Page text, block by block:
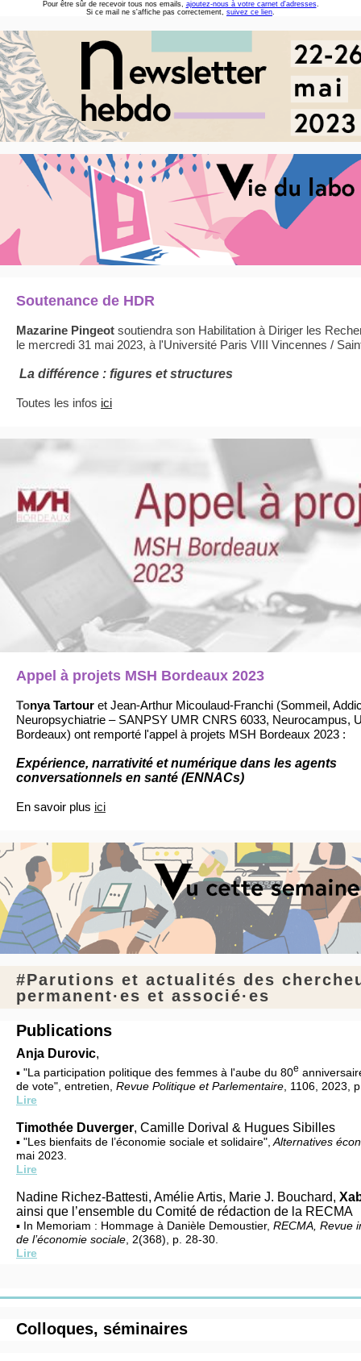
Pour être sûr de recevoir tous nos emails, ajoutez-nous à votre carnet d'adresses.
Si ce mail ne s'affiche pas correctement, suivez ce lien.
Soutenance de HDR
Mazarine Pingeot soutiendra son Habilitation à Diriger les
le mercredi 31 mai 2023, à l'Université Paris VIII Vincennes /
La différence : figures et structures
Toutes les infos ici
Appel à projets MSH Bordeaux 2023
Tonya Tartour et Jean-Arthur Micoulaud-Franchi (Sommeil,
Neuropsychiatrie – SANPSY UMR CNRS 6033, Neurocampus,
Bordeaux) ont remporté l'appel à projets MSH Bordeaux 2023 :
Expérience, narrativité et numérique dans les agents
conversationnels en santé (ENNACs)
En savoir plus ici
#Parutions et actualités des
permanent·es et associé·es
Publications
Anja Durovic,
▪ "La participation politique des femmes à l'aube du 80e
de vote", entretien, Revue Politique et Parlementaire , 1106, 2023,
Lire
Timothée Duverger, Camille Dorival & Hugues Sibilles
▪ "Les bienfaits de l’économie sociale et solidaire", Alternatives
mai 2023.
Lire
Nadine Richez-Battesti, Amélie Artis, Marie J. Bouchard,
ainsi que l’ensemble du Comité de rédaction de la RECMA
▪ In Memoriam : Hommage à Danièle Demoustier, RECMA, Revue
de l’économie sociale , 2(368), p. 28-30.
Lire
Colloques, séminaires